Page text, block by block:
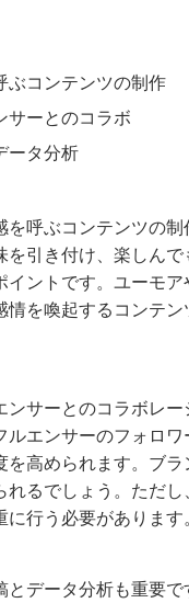
ぶコンテンツの制作
サーとのコラボ
ータ分析
を呼ぶコンテンツの
を引き付け、楽しん
イントです。ユーモ
情を喚起するコンテ
ンサーとのコラボレー
ルエンサーのフォロワ
を高められます。ブラ
れるでしょう。ただ
行う必要があります。
とデータ分析も重要で